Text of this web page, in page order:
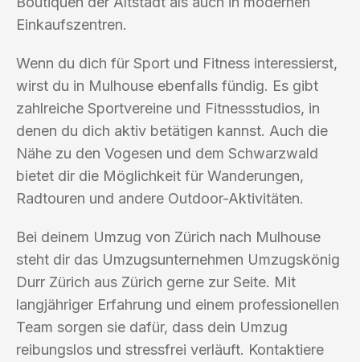
Einkaufszentren.
Wenn du dich für Sport und Fitness interessierst,
wirst du in Mulhouse ebenfalls fündig. Es gibt
zahlreiche Sportvereine und Fitnessstudios, in
denen du dich aktiv betätigen kannst. Auch die
Nähe zu den Vogesen und dem Schwarzwald
bietet dir die Möglichkeit für Wanderungen,
Radtouren und andere Outdoor-Aktivitäten.
Bei deinem Umzug von Zürich nach Mulhouse
steht dir das Umzugsunternehmen Umzugskönig
Durr Zürich aus Zürich gerne zur Seite. Mit
langjähriger Erfahrung und einem professionellen
Team sorgen sie dafür, dass dein Umzug
reibungslos und stressfrei verläuft. Kontaktiere